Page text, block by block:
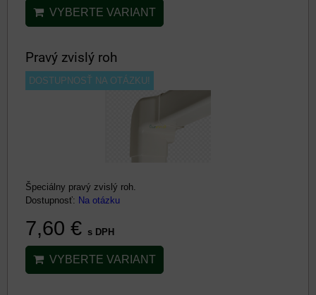
VYBERTE VARIANT
Pravý zvislý roh
DOSTUPNOSŤ NA OTÁZKU!
Špeciálny pravý zvislý roh.
Dostupnosť: Na otázku
7,60 € s DPH
VYBERTE VARIANT